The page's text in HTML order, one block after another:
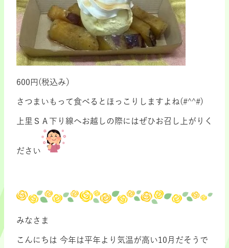
600円(税込み）
さつまいもって食べるとほっこりしますよね(#^^#)
上里ＳＡ下り線へお越しの際にはぜひお召し上がりく
ださい
みなさま
こんにちは 今年は平年より気温が高い10月だそうで